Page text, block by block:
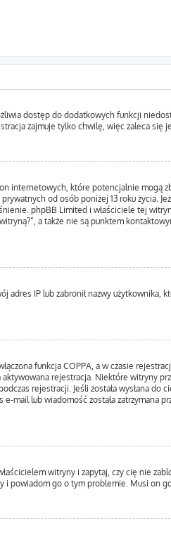
dostęp do dodatkowych funkcji
zajmuje tylko chwilę, więc zaleca się
internetowych, które potencjalnie mogą
od osób poniżej 13 roku życia.
phpBB Limited i właściciele tej
a także nie są punktem
adres IP lub zabronił nazwy użytkownika,
funkcja COPPA, a w czasie
aktywowana rejestracja. Niektóre witryny
rejestracji. Jeśli została wysłana do
mail lub wiadomość została zatrzymana
witryny i zapytaj, czy cię nie
i powiadom go o tym problemie. Musi on